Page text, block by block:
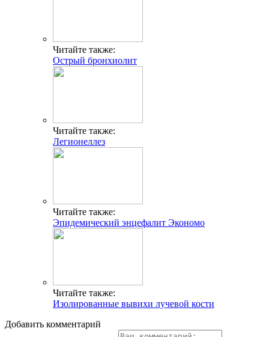
Читайте также:
Острый бронхиолит
Читайте также:
Легионеллез
Читайте также:
Эпидемический энцефалит Экономо
Читайте также:
Изолированные вывихи лучевой кости
Добавить комментарий